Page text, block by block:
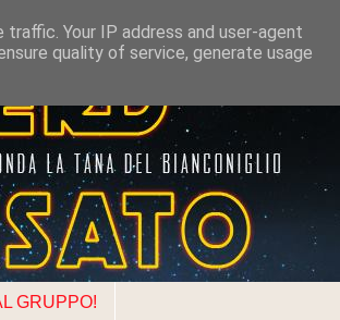
GRUPPO!
Your IP address and user-agent
quality of service, generate usage